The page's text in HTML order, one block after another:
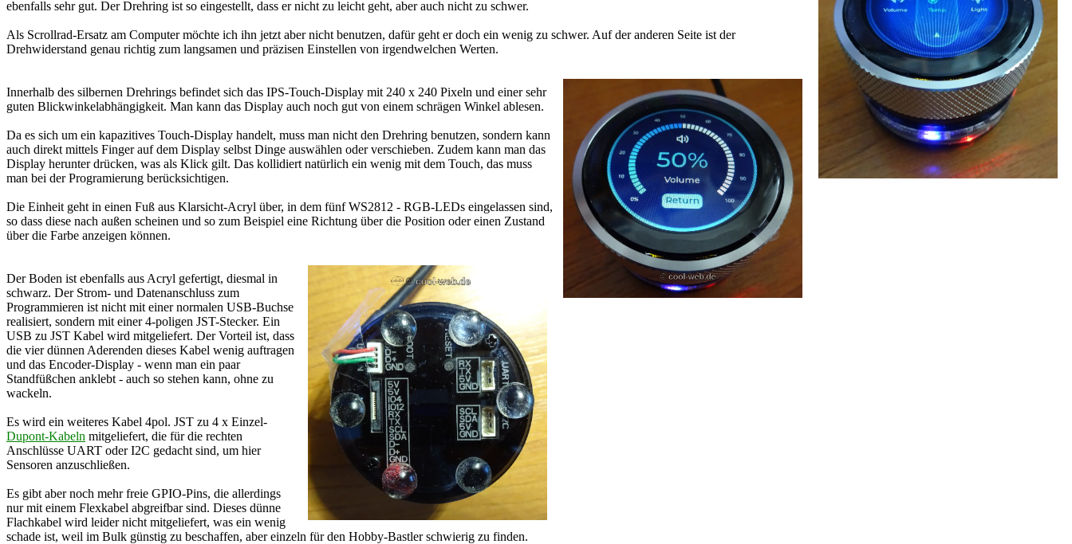
ebenfalls sehr gut. Der Drehring ist so eingestellt, dass er nicht zu leicht geht, aber auch nicht zu schwer.
Als Scrollrad-Ersatz am Computer möchte ich ihn jetzt aber nicht benutzen, dafür geht er doch ein wenig zu schwer. Auf der anderen Seite ist der
Drehwiderstand genau richtig zum langsamen und präzisen Einstellen von irgendwelchen Werten.
Innerhalb des silbernen Drehrings befindet sich das IPS-Touch-Display mit 240 x 240 Pixeln und einer sehr
guten Blickwinkelabhängigkeit. Man kann das Display auch noch gut von einem schrägen Winkel ablesen.
Da es sich um ein kapazitives Touch-Display handelt, muss man nicht den Drehring benutzen, sondern kann
auch direkt mittels Finger auf dem Display selbst Dinge auswählen oder verschieben. Zudem kann man das
Display herunter drücken, was als Klick gilt. Das kollidiert natürlich ein wenig mit dem Touch, das muss
man bei der Programierung berücksichtigen.
Die Einheit geht in einen Fuß aus Klarsicht-Acryl über, in dem fünf WS2812 - RGB-LEDs eingelassen sind,
so dass diese nach außen scheinen und so zum Beispiel eine Richtung über die Position oder einen Zustand
über die Farbe anzeigen können.
Der Boden ist ebenfalls aus Acryl gefertigt, diesmal in
schwarz. Der Strom- und Datenanschluss zum
Programmieren ist nicht mit einer normalen USB-Buchse
realisiert, sondern mit einer 4-poligen JST-Stecker. Ein
USB zu JST Kabel wird mitgeliefert. Der Vorteil ist, dass
die vier dünnen Aderenden dieses Kabel wenig auftragen
und das Encoder-Display - wenn man ein paar
Standfüßchen anklebt - auch so stehen kann, ohne zu
wackeln.
Es wird ein weiteres Kabel 4pol. JST zu 4 x Einzel-
Dupont-Kabeln mitgeliefert, die für die rechten
Anschlüsse UART oder I2C gedacht sind, um hier
Sensoren anzuschließen.
Es gibt aber noch mehr freie GPIO-Pins, die allerdings
nur mit einem Flexkabel abgreifbar sind. Dieses dünne
Flachkabel wird leider nicht mitgeliefert, was ein wenig
schade ist, weil im Bulk günstig zu beschaffen, aber einzeln für den Hobby-Bastler schwierig zu finden.